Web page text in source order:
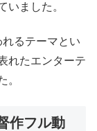
いました。
るテーマとい
れたエンターテ
。
作フル動